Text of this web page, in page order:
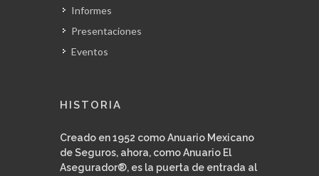
Informes
Presentaciones
Eventos
HISTORIA
Creado en 1952 como Anuario Mexicano
de Seguros, ahora, como Anuario El
Asegurador®, es la puerta de entrada al